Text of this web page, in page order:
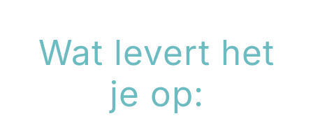
Wat levert het
je op: